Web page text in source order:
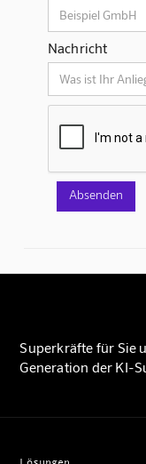
Nachricht
Superkräfte für Sie
Generation der KI-